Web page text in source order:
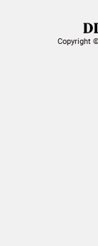
Copyright